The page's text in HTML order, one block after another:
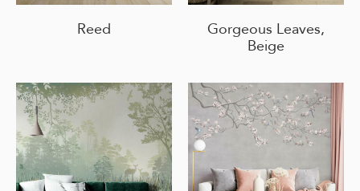
Reed
Gorgeous Leaves,
Beige